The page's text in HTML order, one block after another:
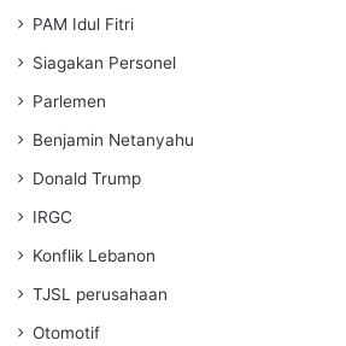
PAM Idul Fitri
Siagakan Personel
Parlemen
Benjamin Netanyahu
Donald Trump
IRGC
Konflik Lebanon
TJSL perusahaan
Otomotif